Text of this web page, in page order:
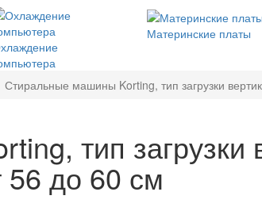
Материнские платы
Стиральные машины Korting, тип загрузки
тип загрузки
56 до 60 см